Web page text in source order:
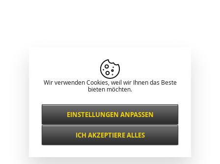
Wir verwenden Cookies, weil wir Ihnen das Beste
bieten möchten.
Notwendig
IMMER AKTIV
Funktional und
EINSTELLUNGEN ANPASSEN
ICH AKZEPTIERE ALLES